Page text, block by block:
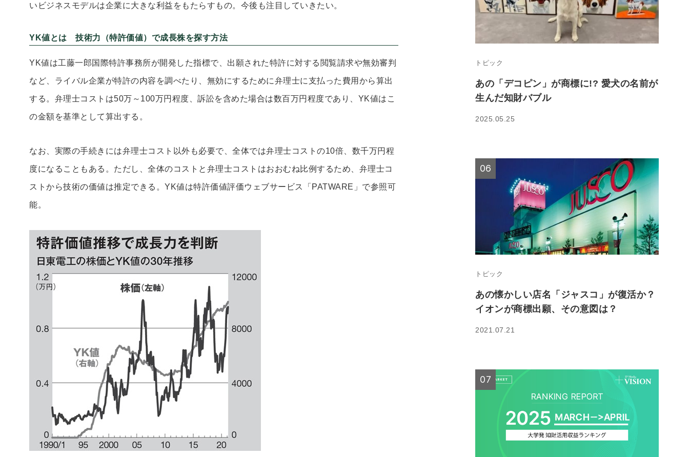
いビジネスモデルは企業に大きな利益をもたらすもの。今後も注目していきたい。
YK値とは 技術力（特許価値）で成長株を探す方法
YK値は工藤一郎国際特許事務所が開発した指標で、出願された特許に対する閲覧請求や無効審判
など、ライバル企業が特許の内容を調べたり、無効にするために弁理士に支払った費用から算出
する。弁理士コストは50万～100万円程度、訴訟を含めた場合は数百万円程度であり、YK値はこ
の金額を基準として算出する。
なお、実際の手続きには弁理士コスト以外も必要で、全体では弁理士コストの10倍、数千万円程
度になることもある。ただし、全体のコストと弁理士コストはおおむね比例するため、弁理士コ
ストから技術の価値は推定できる。YK値は特許価値評価ウェブサービス「PATWARE」で参照可
能。
トピック
あの「デコピン」が商標に!? 愛犬の名前が
生んだ知財バブル
2025.05.25
トピック
あの懐かしい店名「ジャスコ」が復活か？
イオンが商標出願、その意図は？
2021.07.21